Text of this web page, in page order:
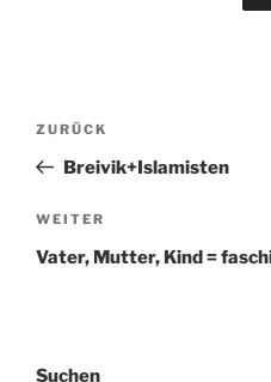
Beitragsnavigation
Vorheriger
Beitrag
ZURÜCK
Breivik+Islamisten
Nächster
Beitrag
WEITER
Vater, Mutter, Kind =
Suchen